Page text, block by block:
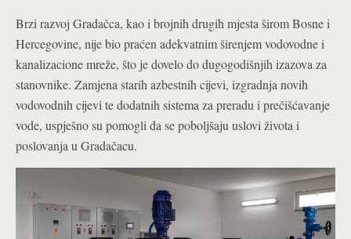
Brzi razvoj Gradačca, kao i brojnih drugih mjesta širom Bosne i
Hercegovine, nije bio praćen adekvatnim širenjem vodovodne i
kanalizacione mreže, što je dovelo do dugogodišnjih izazova za
stanovnike. Zamjena starih azbestnih cijevi, izgradnja novih
vodovodnih cijevi te dodatnih sistema za preradu i prečišćavanje
vode, uspješno su pomogli da se poboljšaju uslovi života i
poslovanja u Gradačacu.